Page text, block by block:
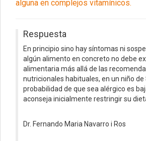
alguna en complejos vitamínicos.
Respuesta
En principio sino hay síntomas ni
algún alimento en concreto no debe
alimentaria más allá de las
nutricionales habituales, en un niño de
probabilidad de que sea alérgico es
aconseja inicialmente restringir su
Dr. Fernando Maria Navarro i Ros